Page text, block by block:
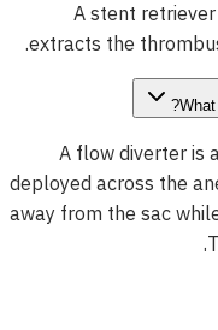
A stent
extracts the
A flow diverter is
deployed across the
away from the sac